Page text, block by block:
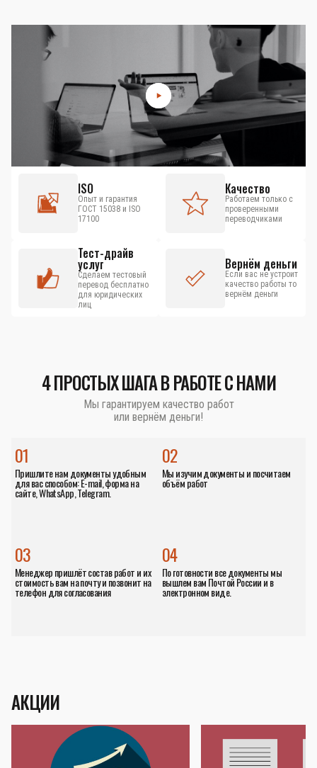
ISO
Опыт и гарантия
ГОСТ 15038 и ISO
17100
Качество
Работаем только с
проверенными
переводчиками
Тест-драйв
услуг
Сделаем тестовый
перевод бесплатно
для юридических
лиц
Вернём деньги
Если вас не устроит
качество работы то
вернём деньги
4 ПРОСТЫХ ШАГА В РАБОТЕ С НАМИ
Мы гарантируем качество работ
или вернём деньги!
01
Пришлите нам документы удобным
для вас способом: E-mail, форма на
сайте, WhatsApp, Telegram.
02
Мы изучим документы и посчитаем
объём работ
04
По готовности все документы мы
вышлем вам Почтой России и в
электронном виде.
03
Менеджер пришлёт состав работ и их
стоимость вам на почту и позвонит на
телефон для согласования
АКЦИИ